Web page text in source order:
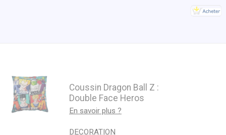
Coussin Dragon Ball Z :
Double Face Heros
En savoir plus ?
DECORATION